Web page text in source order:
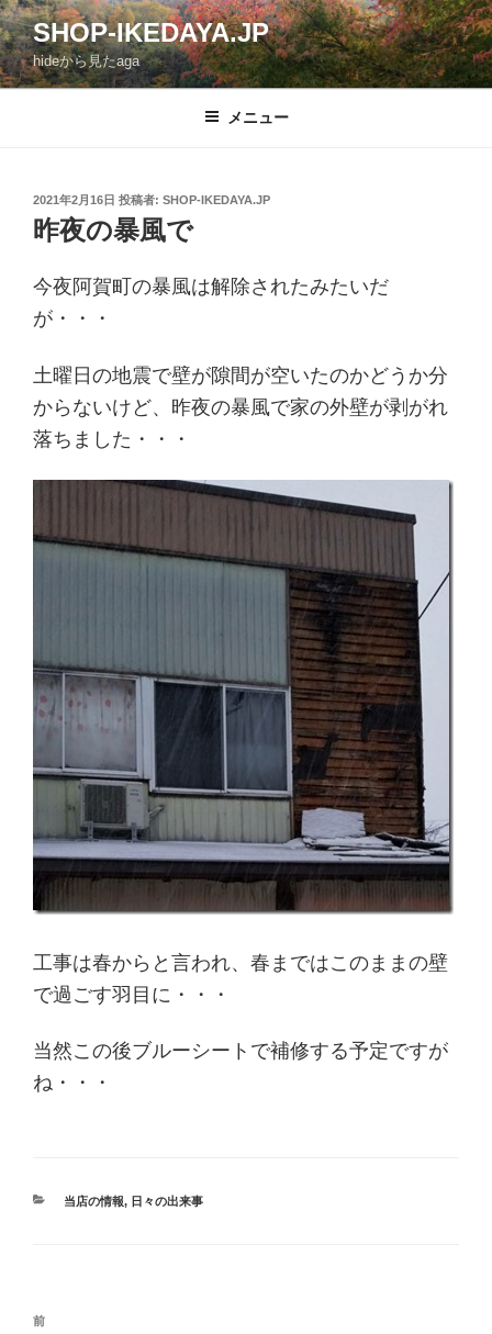
コ
ン
テ
ン
SHOP-IKEDAYA.JP
hideから見たaga
メニュー
投
稿
日:
2021年2月16日 投稿者: SHOP-IKEDAYA.JP
昨夜の暴風で
今夜阿賀町の暴風は解除されたみたいだ
が・・・
土曜日の地震で壁が隙間が空いたのかどうか分
からないけど、昨夜の暴風で家の外壁が剥がれ
落ちました・・・
工事は春からと言われ、春まではこのままの壁
で過ごす羽目に・・・
当然この後ブルーシートで補修する予定ですが
ね・・・
カ
当店の情報, 日々の出来事
投
過
前